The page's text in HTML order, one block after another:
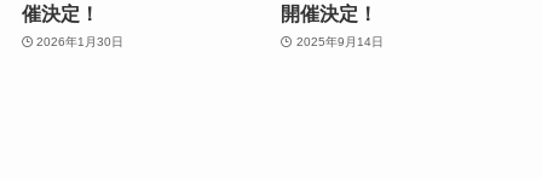
催決定！
2026年1月30日
開催決定！
2025年9月14日